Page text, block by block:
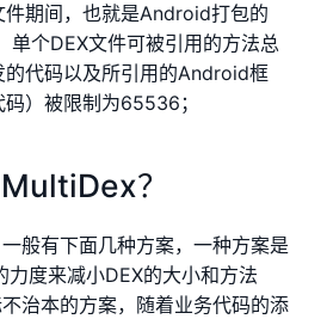
件期间，也就是Android打包的
单个DEX文件可被引用的方法总
的代码以及所引用的Android框
）被限制为65536；
？
般有下面几种方案，一种方案是
度来减小DEX的大小和方法
治本的方案，随着业务代码的添